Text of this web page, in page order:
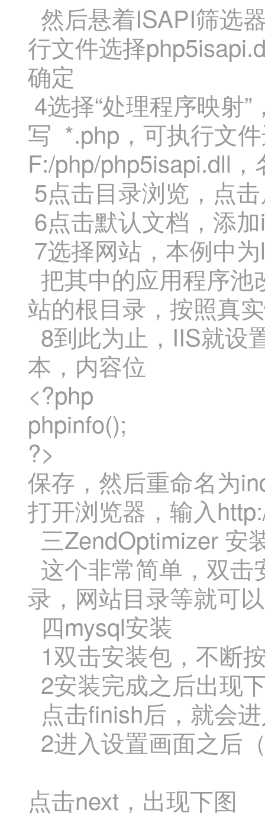
然后悬着ISAPI筛选
行文件选择
确定
4选择“处理程序映射
写 *.php，可执行文
F:/php/php5isapi.dll
5点击目录浏览，点
6点击默认文档，添
7选择网站，本例中
把其中的应用程序
站的根目录，按照真
8到此为止，IIS就设
本，内容位
<?php
phpinfo();
?>
保存，然后重命名为
打开浏览器，输入
三ZendOptimizer 安
这个非常简单，双
录，网站目录等就可
四mysql安装
1双击安装包，不断
2安装完成之后出现
点击finish后，就会
2进入设置画面之后
点击next，出现下图